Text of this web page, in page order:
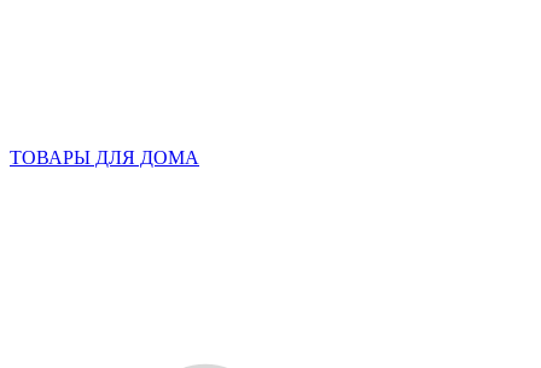
ТОВАРЫ ДЛЯ ДОМА